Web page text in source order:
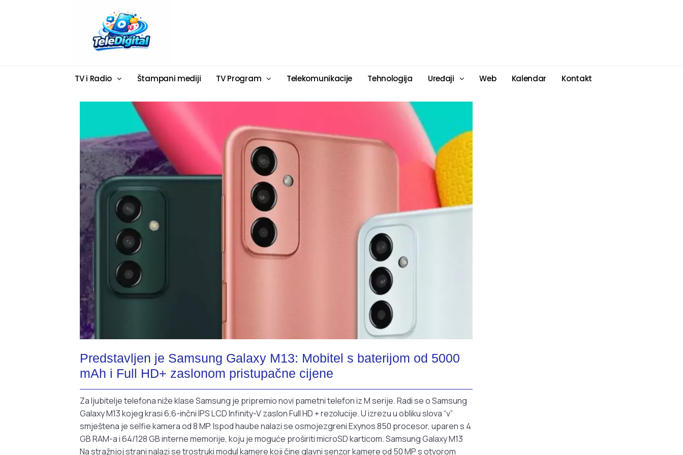
TV i Radio Štampani mediji TV Program Telekomunikacije Tehnologija Uređaji Web Kalendar Kontakt
Predstavljen je Samsung Galaxy M13: Mobitel s baterijom od 5000
mAh i Full HD+ zaslonom pristupačne cijene
Za ljubitelje telefona niže klase Samsung je pripremio novi pametni telefon iz M serije. Radi se o Samsung
Galaxy M13 kojeg krasi 6,6-inčni IPS LCD Infinity-V zaslon Full HD + rezolucije. U izrezu u obliku slova “v”
smještena je selfie kamera od 8 MP. Ispod haube nalazi se osmojezgreni Exynos 850 procesor, uparen s 4
GB RAM-a i 64/128 GB interne memorije, koju je moguće proširiti microSD karticom. Samsung Galaxy M13
Na stražnjoj strani nalazi se trostruki modul kamere koji čine glavni senzor kamere od 50 MP s otvorom